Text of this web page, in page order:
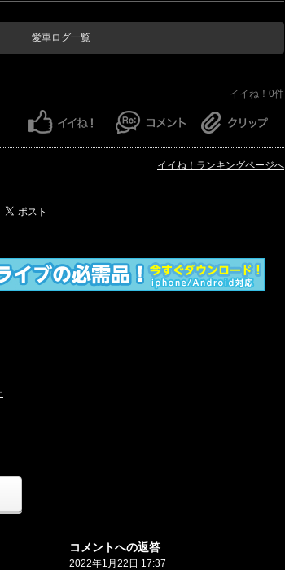
愛車ログ一覧
イイね！0件
イイね！ランキングページへ
コメントへの返答
2022年1月22日 17:37